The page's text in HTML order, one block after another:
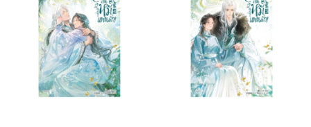
Add to
Wishlist
Wishlist